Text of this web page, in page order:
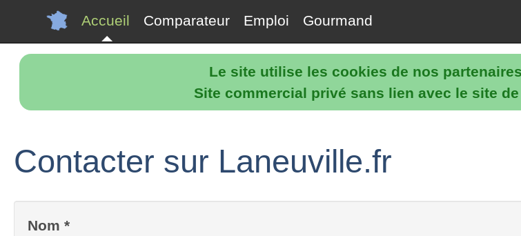
Le site utilise les cookies de nos
Site commercial privé sans lien avec le site
Accueil Comparateur Emploi Gourmand
Contacter sur Laneuville.fr
Nom *